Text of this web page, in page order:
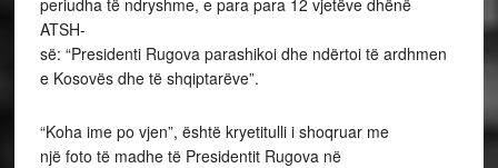
periudha të ndryshme, e para para 12 vjetëve dhënë
ATSH-
së: “Presidenti Rugova parashikoi dhe ndërtoi të ardhmen
e Kosovës dhe të shqiptarëve”.
“Koha ime po vjen”, është kryetitulli i shoqruar me
një foto të madhe të Presidentit Rugova në